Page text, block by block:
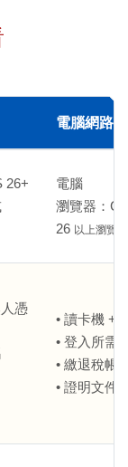
電腦網路
26+
電腦
瀏覽器：
26 以上瀏覽器
憑
• 讀卡機 +
• 登入所需
• 繳退稅帳
• 證明文件